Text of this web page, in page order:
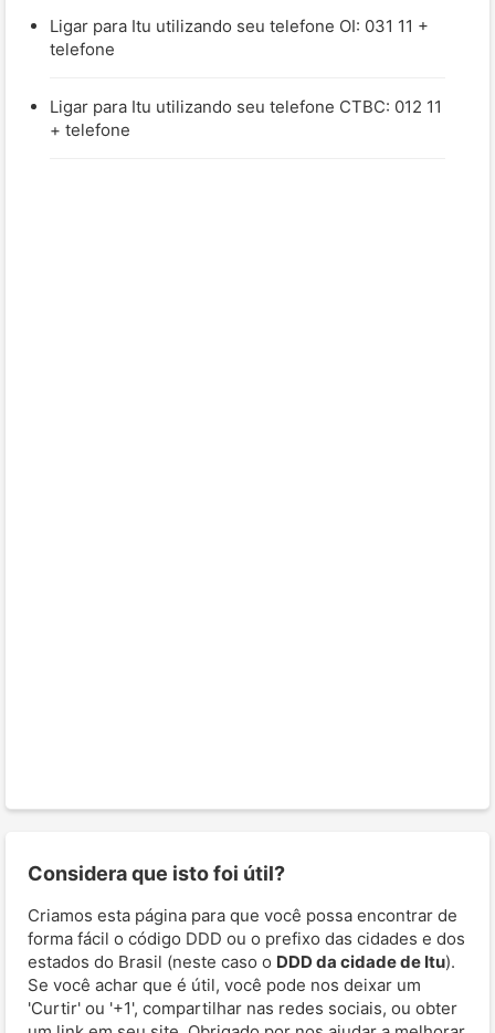
Ligar para Itu utilizando seu telefone OI: 031 11 +
telefone
Ligar para Itu utilizando seu telefone CTBC: 012 11
+ telefone
Considera que isto foi útil?
Criamos esta página para que você possa encontrar de
forma fácil o código DDD ou o prefixo das cidades e dos
estados do Brasil (neste caso o DDD da cidade de Itu).
Se você achar que é útil, você pode nos deixar um
'Curtir' ou '+1', compartilhar nas redes sociais, ou obter